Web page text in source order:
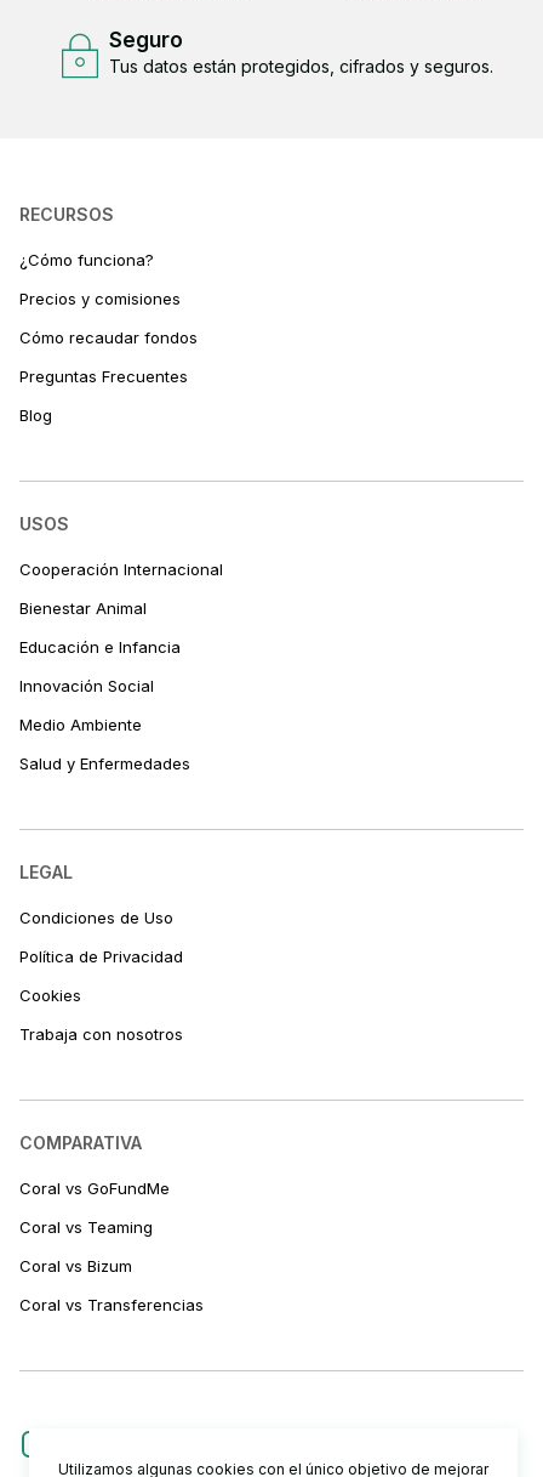
Seguro
Tus datos están protegidos, cifrados y seguros.
RECURSOS
¿Cómo funciona?
Precios y comisiones
Cómo recaudar fondos
Preguntas Frecuentes
Blog
USOS
Cooperación Internacional
Bienestar Animal
Educación e Infancia
Innovación Social
Medio Ambiente
Salud y Enfermedades
LEGAL
Condiciones de Uso
Política de Privacidad
Cookies
Trabaja con nosotros
COMPARATIVA
Coral vs GoFundMe
Coral vs Teaming
Coral vs Bizum
Coral vs Transferencias
Utilizamos algunas cookies con el único objetivo de mejorar